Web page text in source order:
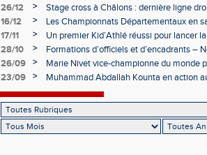
26/12
>
Stage cross à Châlons : dernière ligne
Départementaux
16/12 >
Les Championnats Départementaux en
hivernale
17/11 >
Un premier Kid’Athlé réussi pour lancer
28/10
>
Formations d’officiels et d’encadrants –
26/09
>
Marie Nivet vice-championne du monde
23/09
> Muhammad Abdallah Kounta en action